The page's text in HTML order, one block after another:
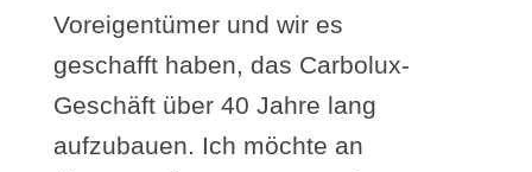
Voreigentümer und wir es
geschafft haben, das Carbolux-
Geschäft über 40 Jahre lang
aufzubauen. Ich möchte an